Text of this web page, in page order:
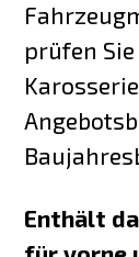
prüfen
Enthält